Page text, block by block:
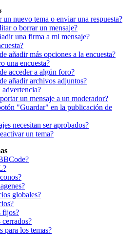
un nuevo tema o enviar una respuesta?
o borrar un mensaje?
una firma a mi mensaje?
añadir más opciones a la encuesta?
una encuesta?
acceder a algún foro?
añadir archivos adjuntos?
advertencia?
un mensaje a un moderador?
"Guardar" en la publicación de
necesitan ser aprobados?
un tema?
globales?
fijos?
cerrados?
para los temas?